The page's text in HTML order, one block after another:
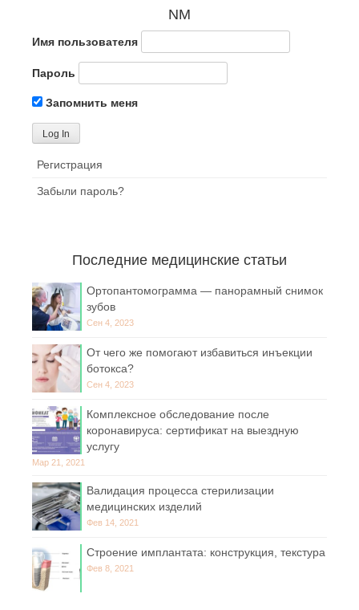
NM
Имя пользователя
Пароль
Запомнить меня
Регистрация
Забыли пароль?
Последние медицинские статьи
Ортопантомограмма — панорамный снимок
зубов
Сен 4, 2023
От чего же помогают избавиться инъекции
ботокса?
Сен 4, 2023
Комплексное обследование после
коронавируса: сертификат на выездную
услугу
Мар 21, 2021
Валидация процесса стерилизации
медицинских изделий
Фев 14, 2021
Строение имплантата: конструкция, текстура
Фев 8, 2021